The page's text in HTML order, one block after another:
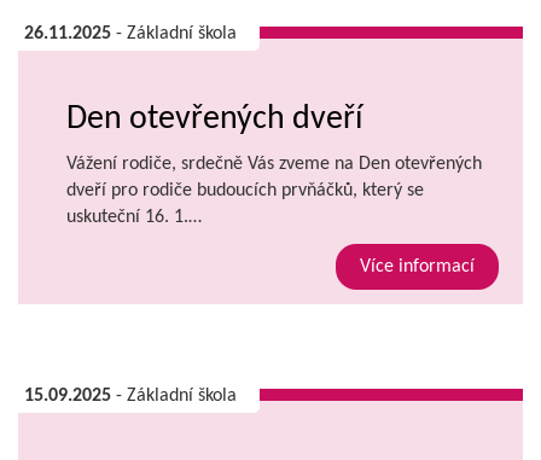
26.11.2025 - Základní škola
Den otevřených dveří
Vážení rodiče, srdečně Vás zveme na Den otevřených
dveří pro rodiče budoucích prvňáčků, který se
uskuteční 16. 1.…
Více informací
15.09.2025 - Základní škola